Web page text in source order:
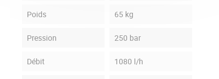
Poids 65 kg
Pression 250 bar
Débit 1080 l/h